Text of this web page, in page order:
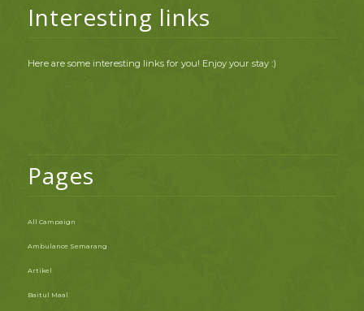
Interesting links
Here are some interesting links for you! Enjoy your stay :)
Pages
All Campaign
Ambulance Semarang
Artikel
Baitul Maal